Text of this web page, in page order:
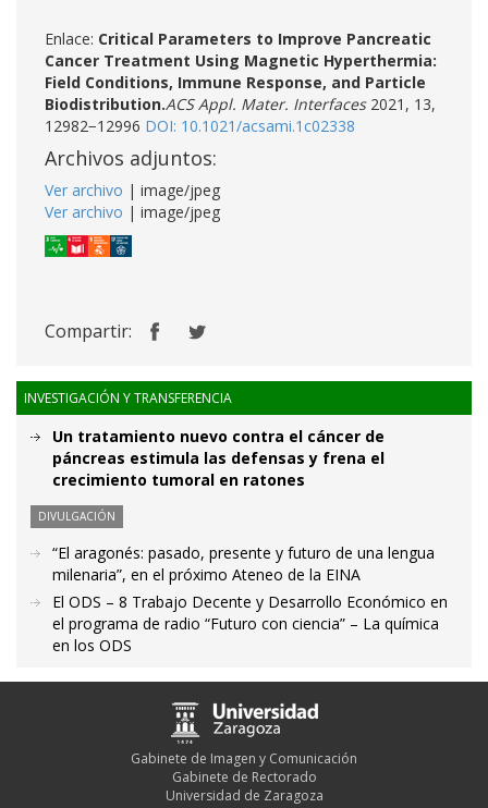
Enlace: Critical Parameters to Improve Pancreatic
Cancer Treatment Using Magnetic Hyperthermia:
Field Conditions, Immune Response, and Particle
Biodistribution.ACS Appl. Mater. Interfaces2021, 13,
12982−12996 DOI: 10.1021/acsami.1c02338
Archivos adjuntos:
Ver archivo | image/jpeg
Ver archivo | image/jpeg
Compartir:
INVESTIGACIÓN Y TRANSFERENCIA
Un tratamiento nuevo contra el cáncer de
páncreas estimula las defensas y frena el
crecimiento tumoral en ratones
DIVULGACIÓN
“El aragonés: pasado, presente y futuro de una lengua
milenaria”, en el próximo Ateneo de la EINA
El ODS – 8 Trabajo Decente y Desarrollo Económico en
el programa de radio “Futuro con ciencia” – La química
en los ODS
Gabinete de Imagen y Comunicación
Gabinete de Rectorado
Universidad de Zaragoza